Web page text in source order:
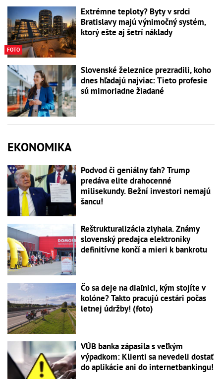
FOTO
Extrémne teploty? Byty v srdci
Bratislavy majú výnimočný systém,
ktorý ešte aj šetrí náklady
Slovenské železnice prezradili, koho
dnes hľadajú najviac: Tieto profesie
sú mimoriadne žiadané
EKONOMIKA
Podvod či geniálny ťah? Trump
predáva elite drahocenné
milisekundy. Bežní investori nemajú
šancu!
Reštrukturalizácia zlyhala. Známy
slovenský predajca elektroniky
definitívne končí a mieri k bankrotu
Čo sa deje na diaľnici, kým stojíte v
kolóne? Takto pracujú cestári počas
letnej údržby! (foto)
VÚB banka zápasila s veľkým
výpadkom: Klienti sa nevedeli dostať
do aplikácie ani do internetbankingu!